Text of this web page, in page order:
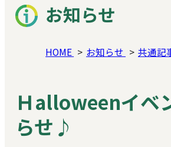
お知らせ
HOME お知らせ 共通記
Ｈalloweenイベ
らせ♪